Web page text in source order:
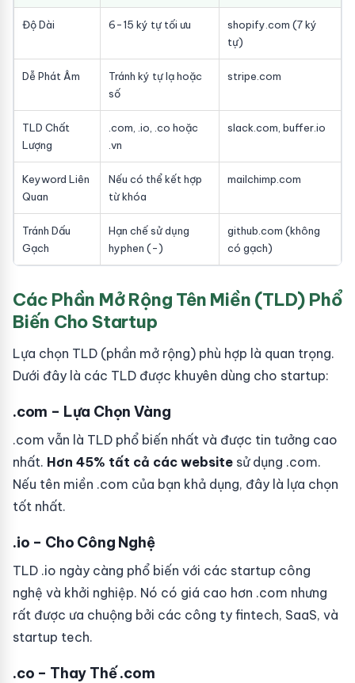
Độ Dài 6-15 ký tự tối ưu
shopify.com (7 ký
tự)
Dễ Phát Âm
Tránh ký tự lạ hoặc
số
stripe.com
TLD Chất
Lượng
.com, .io, .co hoặc
.vn
slack.com, buffer.io
Keyword Liên
Quan
Nếu có thể kết hợp
từ khóa
mailchimp.com
Tránh Dấu
Gạch
Hạn chế sử dụng
hyphen (-)
github.com (không
có gạch)
Các Phần Mở Rộng Tên Miền (TLD) Phổ
Biến Cho Startup
Lựa chọn TLD (phần mở rộng) phù hợp là quan trọng.
Dưới đây là các TLD được khuyên dùng cho startup:
.com – Lựa Chọn Vàng
.com vẫn là TLD phổ biến nhất và được tin tưởng cao
nhất. Hơn 45% tất cả các website sử dụng .com.
Nếu tên miền .com của bạn khả dụng, đây là lựa chọn
tốt nhất.
.io – Cho Công Nghệ
TLD .io ngày càng phổ biến với các startup công
nghệ và khởi nghiệp. Nó có giá cao hơn .com nhưng
rất được ưa chuộng bởi các công ty fintech, SaaS, và
startup tech.
.co – Thay Thế .com